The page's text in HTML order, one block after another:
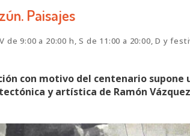
Paisajes
de 9:00 a 20:00 h, S de 11:00 a 20:00, D y
con motivo del centenario
y artística de Ramón